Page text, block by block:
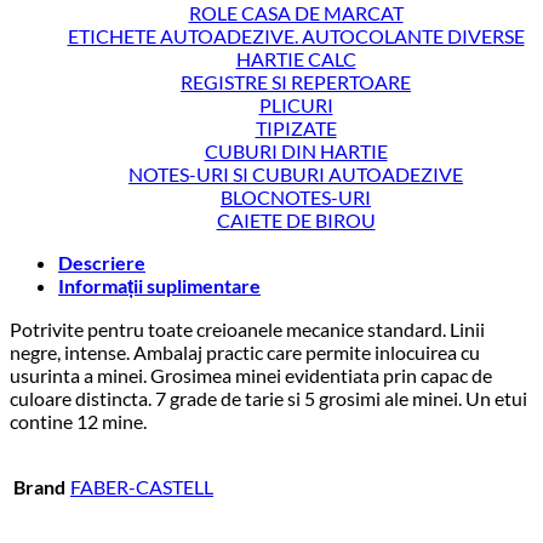
ROLE CASA DE MARCAT
ETICHETE AUTOADEZIVE. AUTOCOLANTE DIVERSE
HARTIE CALC
REGISTRE SI REPERTOARE
PLICURI
TIPIZATE
CUBURI DIN HARTIE
NOTES-URI SI CUBURI AUTOADEZIVE
BLOCNOTES-URI
CAIETE DE BIROU
Descriere
Informații suplimentare
Potrivite pentru toate creioanele mecanice standard. Linii
negre, intense. Ambalaj practic care permite inlocuirea cu
usurinta a minei. Grosimea minei evidentiata prin capac de
culoare distincta. 7 grade de tarie si 5 grosimi ale minei. Un etui
contine 12 mine.
Brand FABER-CASTELL